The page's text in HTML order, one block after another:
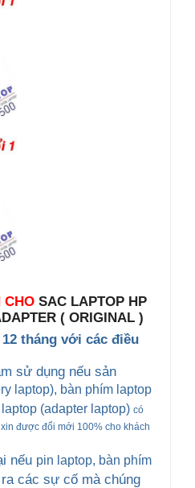
CHO SAC LAPTOP HP
( ORIGINAL )
tháng với các điều
sử dụng nếu sản
laptop), bàn phím laptop
laptop (adapter laptop) có
được đổi mới 100% cho khách
nếu pin laptop, bàn phím
các sự cố mà chúng